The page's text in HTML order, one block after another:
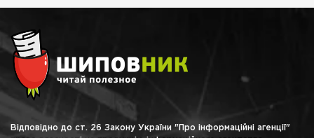
Відповідно до ст. 26 Закону України "Про інформаційні агенції"